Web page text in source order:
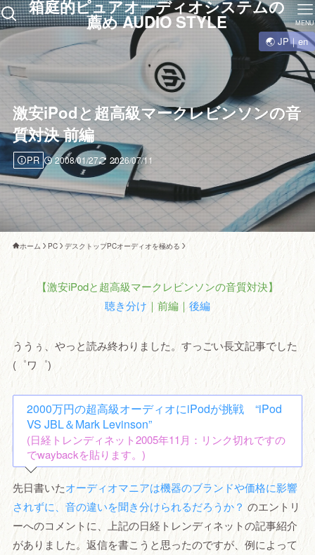
箱庭的ピュアオーディオシステムの
薦め AUDIO STYLE MENU
激安iPodと超高級マークレビンソンの音
質対決 前編
PR 2008/01/27 2026/07/11
ホーム PC デスクトップPCオーディオを極める
【激安iPodと超高級マークレビンソンの音質対決】
聴き分け ｜前編｜ 後編
ううぅ、やっと読み終わりました。すっごい長文記事でした
(゜ワ゜)
2000万円の超高級オーディオにiPodが挑戦 “iPod
VS JBL＆Mark Levinson”
(日経トレンディネット2005年11月：リンク切れですの
でwaybackを貼ります。)
先日書いたオーディオマニアは機器のブランドや価格に影響
されずに、音の違いを聞き分けられるだろうか？ のエントリ
ーへのコメントに、上記の日経トレンディネットの記事紹介
がありました。返信を書こうと思ったのですが、例によって
🌏 JP｜en